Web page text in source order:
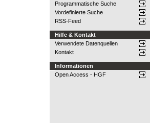
Programmatische Suche
Vordefinierte Suche
RSS-Feed
Hilfe & Kontakt
Verwendete Datenquellen
Kontakt
Informationen
Open Access - HGF